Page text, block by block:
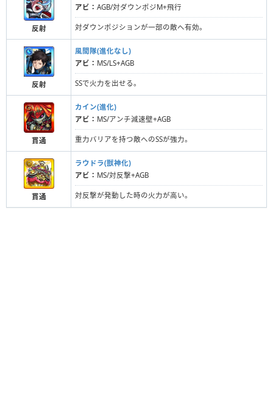
反射
アビ： AGB/対ダウンポジM+飛行
対ダウンポジションが一部の敵へ有効。
反射
風間隊(進化なし)
アビ： MS/LS+AGB
SSで火力を出せる。
貫通
カイン(進化)
アビ： MS/アンチ減速壁+AGB
重力バリアを持つ敵へのSSが強力。
貫通
ラウドラ(獣神化)
アビ： MS/対反撃+AGB
対反撃が発動した時の火力が高い。